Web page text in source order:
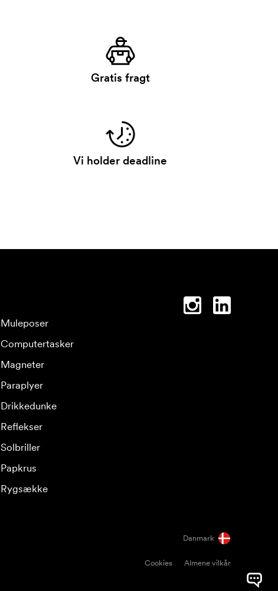
Gratis fragt
Vi holder deadline
Muleposer
Computertasker
Magneter
Paraplyer
Drikkedunke
Reflekser
Solbriller
Papkrus
Rygsække
Danmark
Cookies Almene vilkår